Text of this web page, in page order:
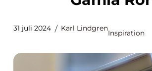
31 juli 2024 Karl Lindgren
Inspiration